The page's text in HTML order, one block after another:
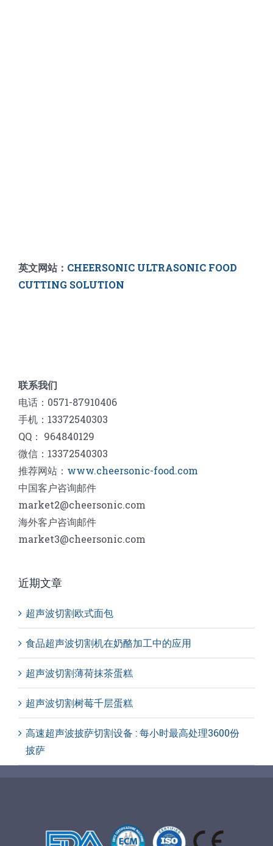
英文网站： CHEERSONIC ULTRASONIC FOOD
CUTTING SOLUTION
联系我们
电话：0571-87910406
手机：13372540303
QQ： 964840129
微信：13372540303
推荐网站： www.cheersonic-food.com
中国客户咨询邮件
market2@cheersonic.com
海外客户咨询邮件
market3@cheersonic.com
近期文章
超声波切割欧式面包
食品超声波切割机在奶酪加工中的应用
超声波切割薄荷抹茶蛋糕
超声波切割树莓千层蛋糕
高速超声波披萨切割设备 : 每小时最高处理3600份
披萨